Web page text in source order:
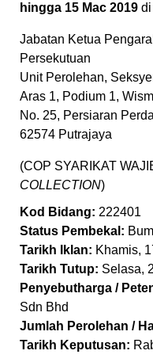
hingga 15 Mac 2019 di
Jabatan Ketua
Persekutuan
Unit Perolehan,
Aras 1, Podium 1,
No. 25, Persiaran
62574 Putrajaya
(COP SYARIKAT
COLLECTION)
Kod Bidang: 222401
Status Pembekal:
Tarikh Iklan: Khamis,
Tarikh Tutup: Selasa,
Penyebutharga /
Sdn Bhd
Jumlah Perolehan /
Tarikh Keputusan: